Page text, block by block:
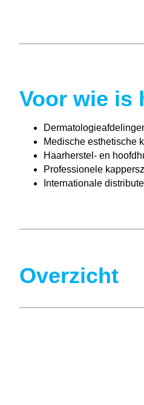
Voor wie is
Medische esthetische
Haarherstel- en
Professionele
Internationale
Overzicht